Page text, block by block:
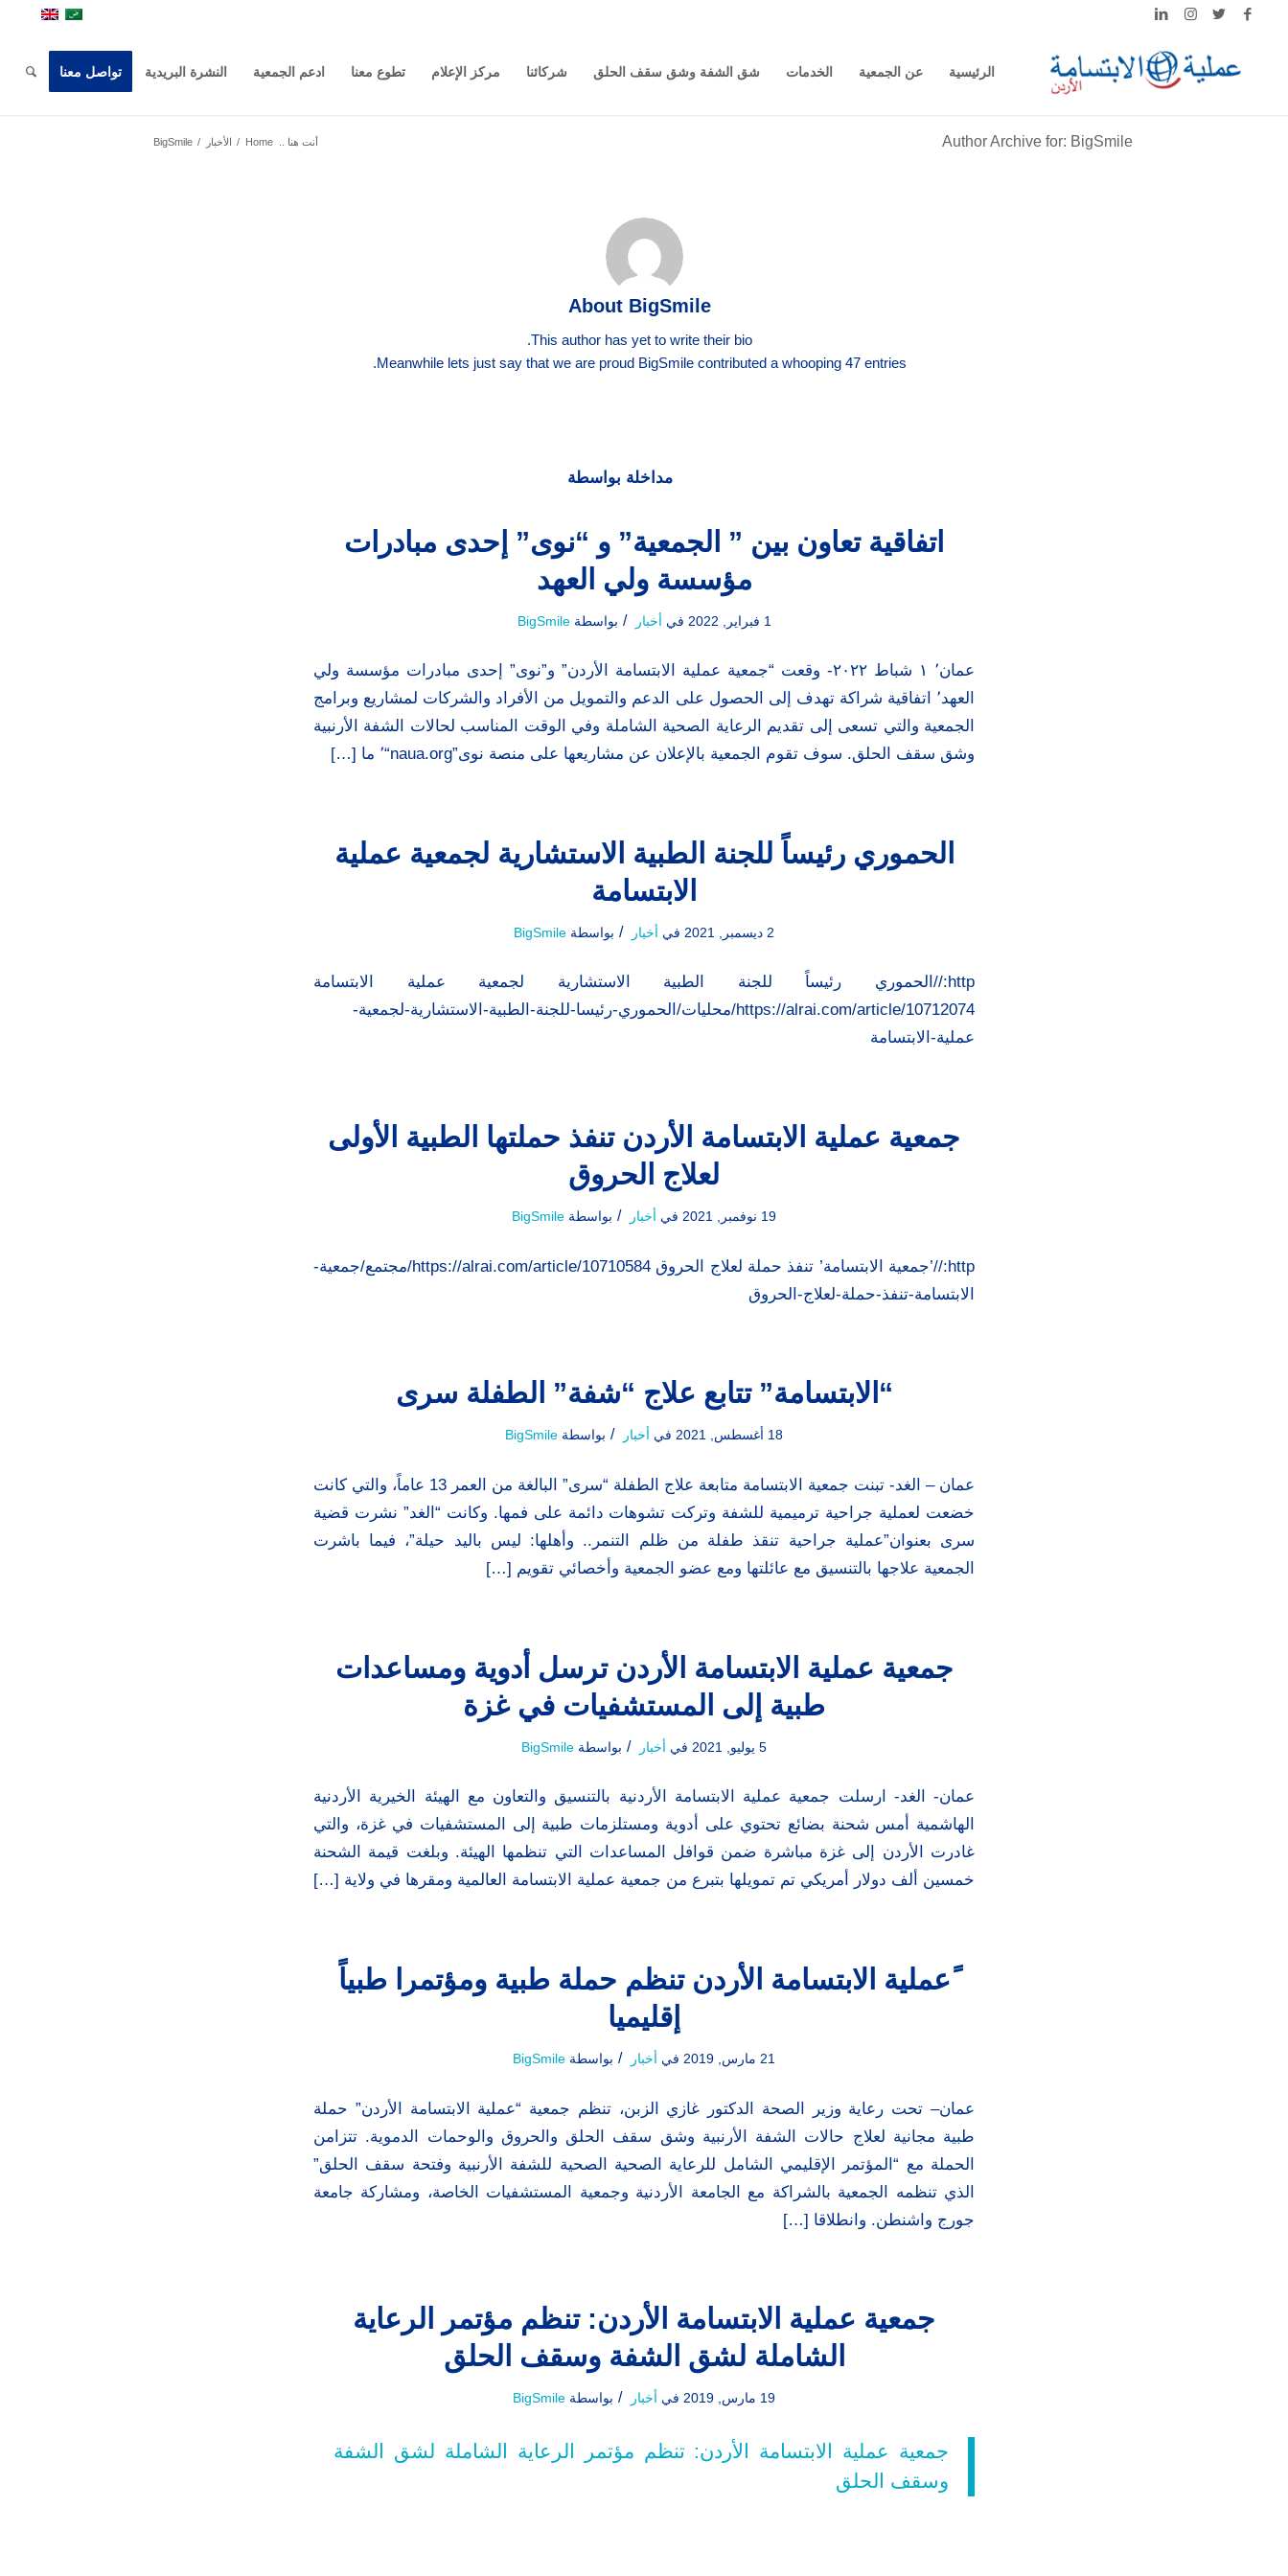
الرئيسية عن الجمعية الخدمات شق الشفة وشق سقف الحلق شركائنا مركز الإعلام تطوع معنا ادعم الجمعية النشرة البريدية تواصل معنا
Author Archive for: BigSmile أنت هنا .. Home
/ الأخبار /
BigSmile
About BigSmile
This author has yet to write their bio.
Meanwhile lets just say that we are proud BigSmilecontributed a whooping 47 entries.
مداخلة بواسطة
اتفاقية تعاون بين ” الجمعية” و “نوى” إحدى مبادرات
مؤسسة ولي العهد
1 فبراير, 2022 في أخبار / بواسطةBigSmile
عمان٬ ١ شباط ٢٠٢٢- وقعت “جمعية عملية الابتسامة الأردن” و”نوى” إحدى مبادرات مؤسسة ولي
العهد٬ اتفاقية شراكة تهدف إلى الحصول على الدعم والتمويل من الأفراد والشركات لمشاريع وبرامج
الجمعية والتي تسعى إلى تقديم الرعاية الصحية الشاملة وفي الوقت المناسب لحالات الشفة الأرنبية
وشق سقف الحلق. سوف تقوم الجمعية بالإعلان عن مشاريعها على منصة نوى”naua.org“٬ ما […]
الحموري رئيساً للجنة الطبية الاستشارية لجمعية عملية
الابتسامة
2 ديسمبر, 2021 في أخبار / بواسطة BigSmile
http://الحموري رئيساً للجنة الطبية الاستشارية لجمعية عملية الابتسامة
https://alrai.com/article/10712074/محليات/الحموري-رئيسا-للجنة-الطبية-الاستشارية-لجمعية-
عملية-الابتسامة
جمعية عملية الابتسامة الأردن تنفذ حملتها الطبية الأولى
لعلاج الحروق
19 نوفمبر, 2021 في أخبار / بواسطة BigSmile
http://’جمعية الابتسامة’ تنفذ حملة لعلاج الحروق https://alrai.com/article/10710584/مجتمع/جمعية-
الابتسامة-تنفذ-حملة-لعلاج-الحروق
“الابتسامة” تتابع علاج “شفة” الطفلة سرى
18 أغسطس, 2021 في أخبار / بواسطة BigSmile
عمان – الغد- تبنت جمعية الابتسامة متابعة علاج الطفلة “سرى” البالغة من العمر 13 عاماً، والتي كانت
خضعت لعملية جراحية ترميمية للشفة وتركت تشوهات دائمة على فمها. وكانت “الغد” نشرت قضية
سرى بعنوان”عملية جراحية تنقذ طفلة من ظلم التنمر.. وأهلها: ليس باليد حيلة”، فيما باشرت
الجمعية علاجها بالتنسيق مع عائلتها ومع عضو الجمعية وأخصائي تقويم […]
جمعية عملية الابتسامة الأردن ترسل أدوية ومساعدات
طبية إلى المستشفيات في غزة
5 يوليو, 2021 في أخبار / بواسطة BigSmile
عمان- الغد- ارسلت جمعية عملية الابتسامة الأردنية بالتنسيق والتعاون مع الهيئة الخيرية الأردنية
الهاشمية أمس شحنة بضائع تحتوي على أدوية ومستلزمات طبية إلى المستشفيات في غزة، والتي
غادرت الأردن إلى غزة مباشرة ضمن قوافل المساعدات التي تنظمها الهيئة. وبلغت قيمة الشحنة
خمسين ألف دولار أمريكي تم تمويلها بتبرع من جمعية عملية الابتسامة العالمية ومقرها في ولاية […]
ًعملية الابتسامة الأردن تنظم حملة طبية ومؤتمرا طبياً
إقليميا
21 مارس, 2019 في أخبار / بواسطة BigSmile
عمان– تحت رعاية وزير الصحة الدكتور غازي الزبن، تنظم جمعية “عملية الابتسامة الأردن” حملة
طبية مجانية لعلاج حالات الشفة الأرنبية وشق سقف الحلق والحروق والوحمات الدموية. تتزامن
الحملة مع “المؤتمر الإقليمي الشامل للرعاية الصحية الصحية للشفة الأرنبية وفتحة سقف الحلق”
الذي تنظمه الجمعية بالشراكة مع الجامعة الأردنية وجمعية المستشفيات الخاصة، ومشاركة جامعة
جورج واشنطن. وانطلاقا […]
جمعية عملية الابتسامة الأردن: تنظم مؤتمر الرعاية
الشاملة لشق الشفة وسقف الحلق
19 مارس, 2019 في أخبار / بواسطة BigSmile
جمعية عملية الابتسامة الأردن: تنظم مؤتمر الرعاية الشاملة لشق الشفة
وسقف الحلق